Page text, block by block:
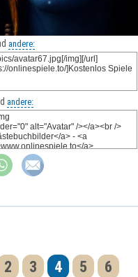
andere:
andere:
2 3 4 5
6